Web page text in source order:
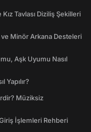
Kız Tavlası Diziliş Şekilleri
ve Minör Arkana Desteleri
Aşk Uyumu Nasıl
Yapılır?
Müziksiz
İşlemleri Rehberi